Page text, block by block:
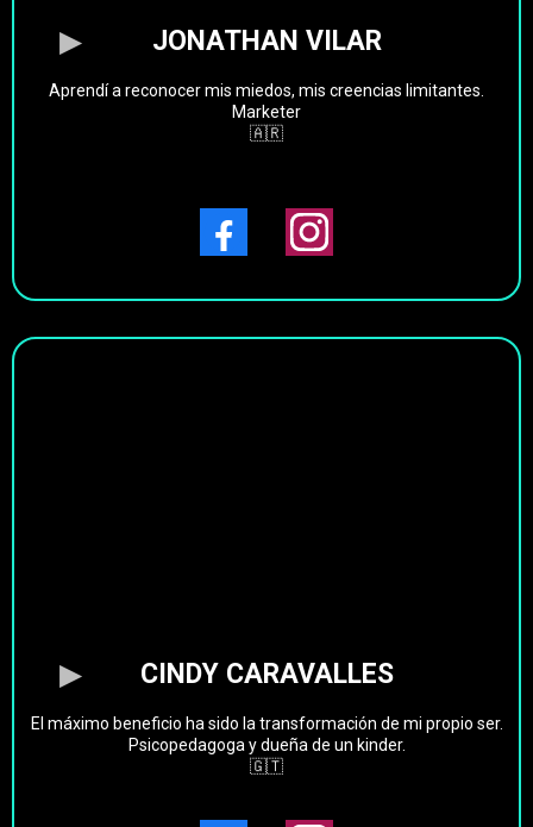
JONATHAN VILAR
Aprendí a reconocer mis miedos, mis creencias limitantes.
Marketer
🇦🇷
CINDY CARAVALLES
El máximo beneficio ha sido la transformación de mi propio ser.
Psicopedagoga y dueña de un kinder.
🇬🇹